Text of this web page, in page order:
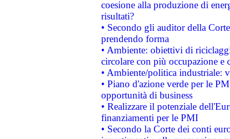
coesione alla produzione di
risultati?
• Secondo gli auditor della
prendendo forma
• Ambiente: obiettivi di
circolare con più occupazione e
• Ambiente/politica industriale:
• Piano d'azione verde per le
opportunità di business
• Realizzare il potenziale
finanziamenti per le PMI
• Secondo la Corte dei conti